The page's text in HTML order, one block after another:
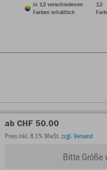
ab CHF 50.00
Preis inkl. 8.1% MwSt.zzgl. Versand
Bitte Größe
in 12 verschiedenen
Farben erhältlich
12